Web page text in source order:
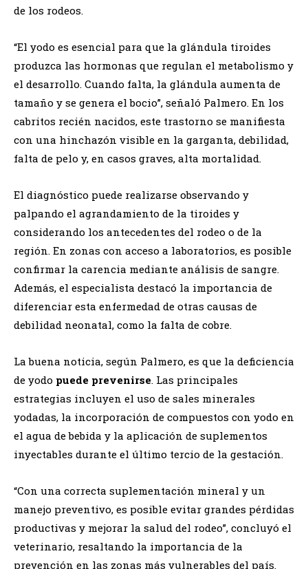
de los rodeos.
“El yodo es esencial para que la glándula tiroides
produzca las hormonas que regulan el metabolismo y
el desarrollo. Cuando falta, la glándula aumenta de
tamaño y se genera el bocio”, señaló Palmero. En los
cabritos recién nacidos, este trastorno se manifiesta
con una hinchazón visible en la garganta, debilidad,
falta de pelo y, en casos graves, alta mortalidad.
El diagnóstico puede realizarse observando y
palpando el agrandamiento de la tiroides y
considerando los antecedentes del rodeo o de la
región. En zonas con acceso a laboratorios, es posible
confirmar la carencia mediante análisis de sangre.
Además, el especialista destacó la importancia de
diferenciar esta enfermedad de otras causas de
debilidad neonatal, como la falta de cobre.
La buena noticia, según Palmero, es que la deficiencia
de yodo puede prevenirse. Las principales
estrategias incluyen el uso de sales minerales
yodadas, la incorporación de compuestos con yodo en
el agua de bebida y la aplicación de suplementos
inyectables durante el último tercio de la gestación.
“Con una correcta suplementación mineral y un
manejo preventivo, es posible evitar grandes pérdidas
productivas y mejorar la salud del rodeo”, concluyó el
veterinario, resaltando la importancia de la
prevención en las zonas más vulnerables del país.